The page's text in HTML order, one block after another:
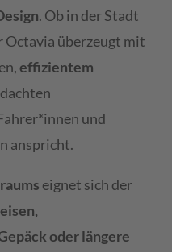
. Ob in der Stadt
Octavia überzeugt mit
effizientem
und
anspricht.
eignet sich der
oder längere